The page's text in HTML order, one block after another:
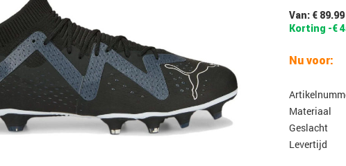
Van: € 89.99
Korting -€
Nu voor:
Materiaal
Geslacht
Levertijd